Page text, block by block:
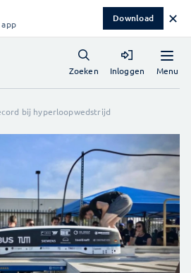
Download ✕
Menu
Zoeken Inloggen
bij hyperloopwedstrijd